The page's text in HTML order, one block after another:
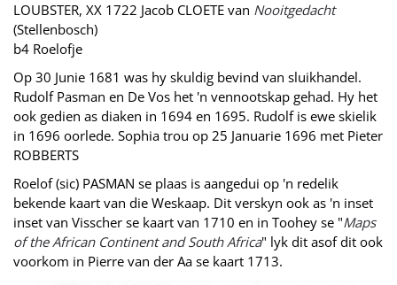
LOUBSTER, XX 1722 Jacob CLOETE van Nooitgedacht
(Stellenbosch)
b4 Roelofje
Op 30 Junie 1681 was hy skuldig bevind van sluikhandel.
Rudolf Pasman en De Vos het 'n vennootskap gehad. Hy het
ook gedien as diaken in 1694 en 1695. Rudolf is ewe skielik
in 1696 oorlede. Sophia trou op 25 Januarie 1696 met Pieter
ROBBERTS
Roelof (sic) PASMAN se plaas is aangedui op 'n redelik
bekende kaart van die Weskaap. Dit verskyn ook as 'n inset
inset van Visscher se kaart van 1710 en in Toohey se "Maps
of the African Continent and South Africa" lyk dit asof dit ook
voorkom in Pierre van der Aa se kaart 1713.